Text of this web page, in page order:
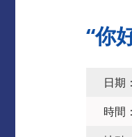
“你
日期：
時間：